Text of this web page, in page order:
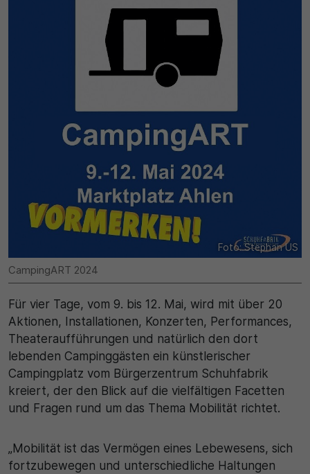
Foto: Stephan US
CampingART 2024
Für vier Tage, vom 9. bis 12. Mai, wird mit über 20
Aktionen, Installationen, Konzerten, Performances,
Theateraufführungen und natürlich den dort
lebenden Campinggästen ein künstlerischer
Campingplatz vom Bürgerzentrum Schuhfabrik
kreiert, der den Blick auf die vielfältigen Facetten
und Fragen rund um das Thema Mobilität richtet.
„Mobilität ist das Vermögen eines Lebewesens, sich
fortzubewegen und unterschiedliche Haltungen
Wird für statistische Zwecke verwendet, um